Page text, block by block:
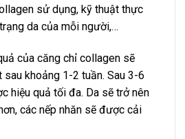
sử dụng, kỹ thuật thực
da của mỗi người,…
của căng chỉ collagen sẽ
khoảng 1-2 tuần. Sau 3-6
hiệu quả tối đa. Da sẽ trở nên
các nếp nhăn sẽ được cải